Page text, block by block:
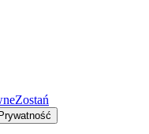
Zostań
Prywatność